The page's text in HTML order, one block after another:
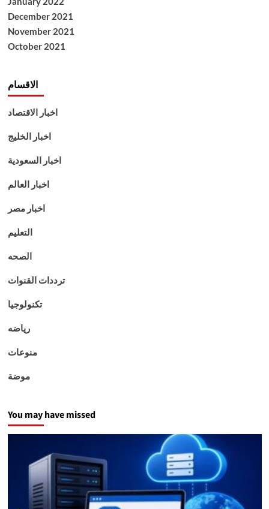
December 2021
November 2021
October 2021
الاقسام
اخبار الاقتصاد
اخبار الخليج
اخبار السعودية
اخبار العالم
اخبار مصر
التعليم
الصحه
ترددات القنوات
تكنولوجيا
رياضه
منوعات
موضة
You may have missed